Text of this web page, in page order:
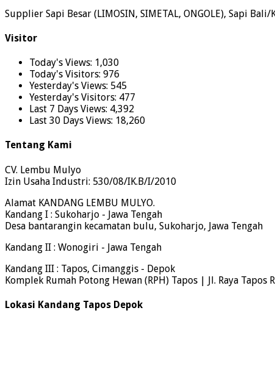
Supplier Sapi Besar (LIMOSIN, SIMETAL, ONGOLE), Sapi
Visitor
Today's Views: 1,030
Today's Visitors: 976
Yesterday's Views: 545
Yesterday's Visitors: 477
Last 7 Days Views: 4,392
Last 30 Days Views: 18,260
Tentang Kami
CV. Lembu Mulyo
Izin Usaha Industri: 530/08/IK.B/I/2010
Alamat KANDANG LEMBU MULYO.
Kandang I : Sukoharjo - Jawa Tengah
Desa bantarangin kecamatan bulu, Sukoharjo, Jawa Tengah
Kandang II : Wonogiri - Jawa Tengah
Kandang III : Tapos, Cimanggis - Depok
Komplek Rumah Potong Hewan (RPH) Tapos | Jl. Raya Tapos
Lokasi Kandang Tapos Depok